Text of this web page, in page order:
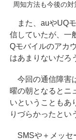
周知方法も今後の対
また、auやUQ
信していたが、一
Qモバイルのアカ
はあまりないだろ
今回の通信障害
曜の朝となるとニ
いということもあ
りづらかったとい
SMSや＋メッセ